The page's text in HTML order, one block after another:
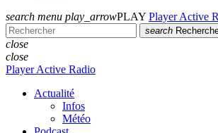
search menu play_arrowPLAY Player Active
search
close
close
Player Active Radio
Actualité
Infos
Météo